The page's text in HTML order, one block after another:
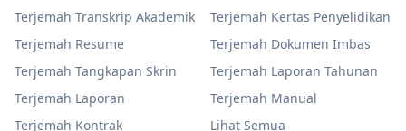
Terjemah Transkrip Akademik
Terjemah Kertas Penyelidikan
Terjemah Resume
Terjemah Dokumen Imbas
Terjemah Tangkapan Skrin
Terjemah Laporan Tahunan
Terjemah Laporan
Terjemah Manual
Terjemah Kontrak
Lihat Semua